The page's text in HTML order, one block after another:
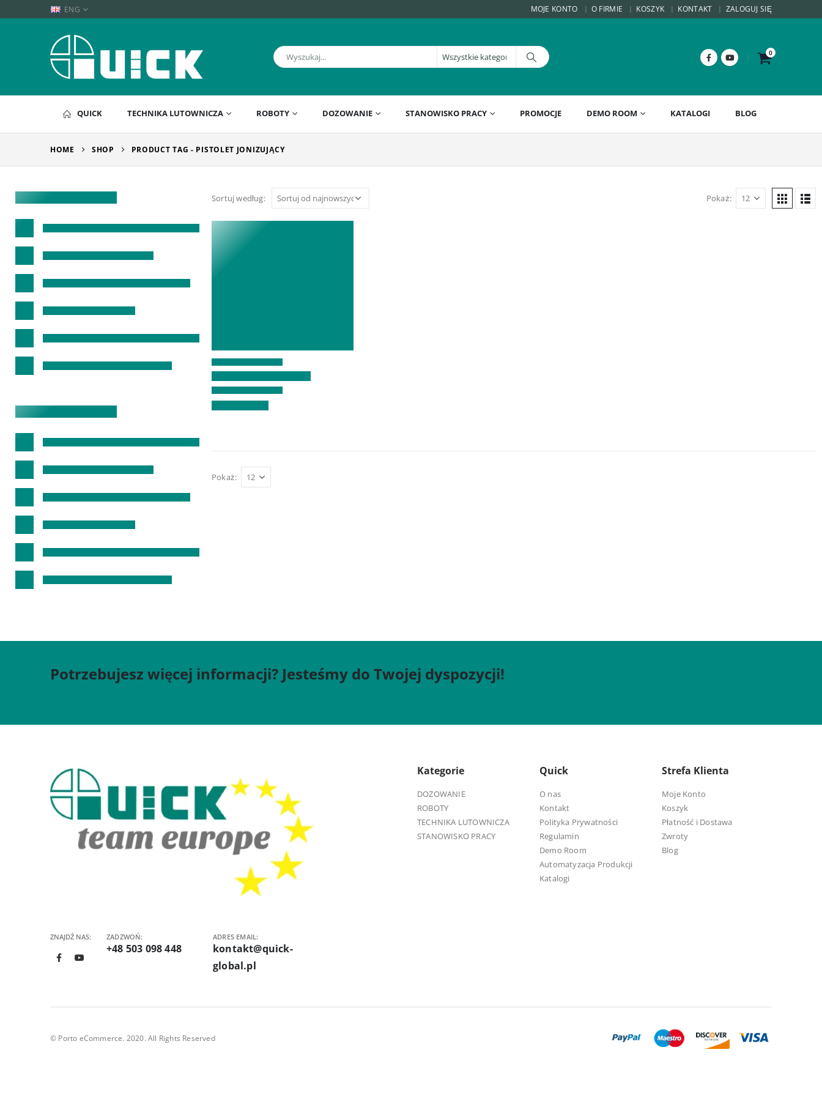
ENG MOJE KONTO O FIRMIE KOSZYK KONTAKT ZALOGUJ SIĘ
0
QUICK TECHNIKA LUTOWNICZA ROBOTY DOZOWANIE STANOWISKO PRACY PROMOCJE DEMO ROOM KATALOGI BLOG
HOME SHOP PRODUCT TAG - PISTOLET JONIZUJĄCY
Sortuj według: Pokaż:
Pokaż:
Potrzebujesz więcej informacji? Jesteśmy do Twojej dyspozycji!
ZNAJDŹ NAS: ZADZWOŃ:
+48 503 098 448
ADRES EMAIL:
kontakt@quick-
global.pl
Kategorie
DOZOWANIE
ROBOTY
TECHNIKA LUTOWNICZA
STANOWISKO PRACY
Quick
O nas
Kontakt
Polityka Prywatności
Regulamin
Demo Room
Automatyzacja Produkcji
Katalogi
Strefa Klienta
Moje Konto
Koszyk
Płatność i Dostawa
Zwroty
Blog
© Porto eCommerce. 2020. All Rights Reserved